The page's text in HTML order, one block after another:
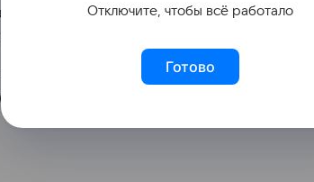
не скупится на летний отдых детей.
24% родителей надеются, что
рублей, еще 15% собираются
рублей.
Отключите, чтобы всё работало
Готово